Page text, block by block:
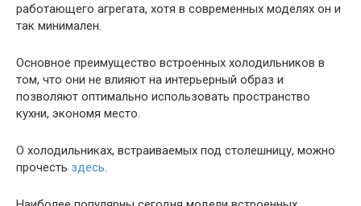
работающего агрегата, хотя в современных моделях он и
так минимален.
Основное преимущество встроенных холодильников в
том, что они не влияют на интерьерный образ и
позволяют оптимально использовать пространство
кухни, экономя место.
О холодильниках, встраиваемых под столешницу, можно
прочесть здесь.